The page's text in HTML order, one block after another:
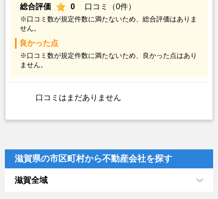
総合評価
0 口コミ（0件）
※口コミ数が規定件数に満たないため、総合評価はありま
せん。
良かった点
※口コミ数が規定件数に満たないため、良かった点はあり
ません。
口コミはまだありません
滋賀県の市区町村から不動産会社を探す
滋賀全域